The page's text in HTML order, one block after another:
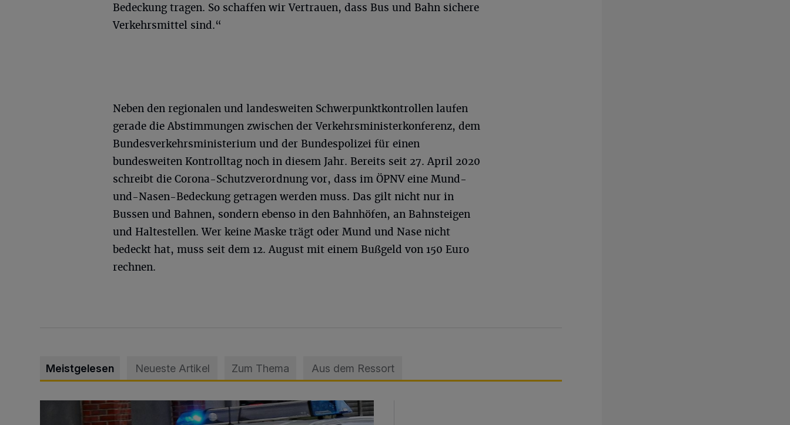
Bedeckung tragen. So schaffen wir Vertrauen, dass Bus und Bahn sichere
Verkehrsmittel sind.“
Neben den regionalen und landesweiten Schwerpunktkontrollen laufen
gerade die Abstimmungen zwischen der Verkehrsministerkonferenz, dem
Bundesverkehrsministerium und der Bundespolizei für einen
bundesweiten Kontrolltag noch in diesem Jahr. Bereits seit 27. April 2020
schreibt die Corona-Schutzverordnung vor, dass im ÖPNV eine Mund-
und-Nasen-Bedeckung getragen werden muss. Das gilt nicht nur in
Bussen und Bahnen, sondern ebenso in den Bahnhöfen, an Bahnsteigen
und Haltestellen. Wer keine Maske trägt oder Mund und Nase nicht
bedeckt hat, muss seit dem 12. August mit einem Bußgeld von 150 Euro
rechnen.
Meistgelesen Neueste Artikel Zum Thema Aus dem Ressort
Mann beschädigt Autos in Parkhaus